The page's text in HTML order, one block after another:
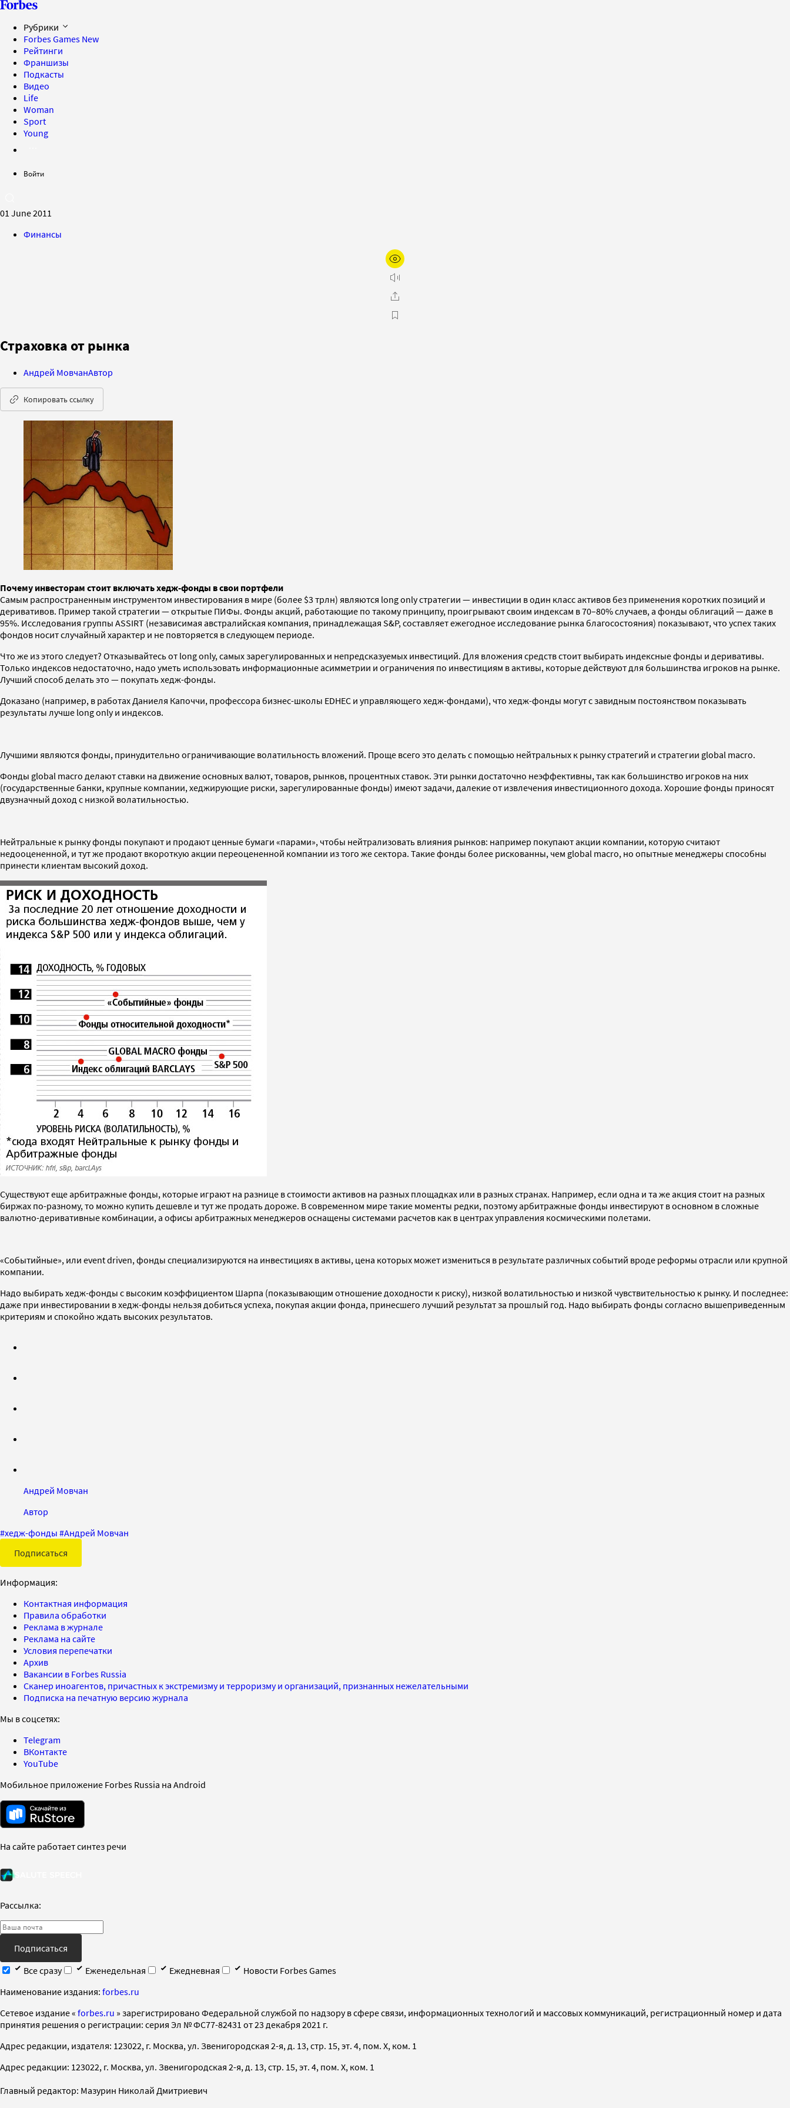
Рубрики
Forbes Games New
Рейтинги
Франшизы
Подкасты
Видео
Life
Woman
Sport
Young
Войти
01 June 2011
Финансы
Страховка от рынка
Андрей МовчанАвтор
Копировать ссылку
Почему инвесторам стоит включать хедж-фонды в свои портфели
Самым распространенным инструментом инвестирования в мире (более $3 трлн) являются long only стратегии — инвестиции в один класс активов без применения коротких позиций и
деривативов. Пример такой стратегии — открытые ПИФы. Фонды акций, работающие по такому принципу, проигрывают своим индексам в 70–80% случаев, а фонды облигаций — даже в
95%. Исследования группы ASSIRT (независимая австралийская компания, принадлежащая S&P, составляет ежегодное исследование рынка благосостояния) показывают, что успех таких
фондов носит случайный характер и не повторяется в следующем периоде.
Что же из этого следует? Отказывайтесь от long only, самых зарегулированных и непредсказуемых инвестиций. Для вложения средств стоит выбирать индексные фонды и деривативы.
Только индексов недостаточно, надо уметь использовать информационные асимметрии и ограничения по инвестициям в активы, которые действуют для большинства игроков на рынке.
Лучший способ делать это — покупать хедж-фонды.
Доказано (например, в работах Даниеля Капоччи, профессора бизнес-школы EDHEC и управляющего хедж-фондами), что хедж-фонды могут с завидным постоянством показывать
результаты лучше long only и индексов.
Лучшими являются фонды, принудительно ограничивающие волатильность вложений. Проще всего это делать с помощью нейтральных к рынку стратегий и стратегии global macro.
Фонды global macro делают ставки на движение основных валют, товаров, рынков, процентных ставок. Эти рынки достаточно неэффективны, так как большинство игроков на них
(государственные банки, крупные компании, хеджирующие риски, зарегулированные фонды) имеют задачи, далекие от извлечения инвестиционного дохода. Хорошие фонды приносят
двузначный доход с низкой волатильностью.
Нейтральные к рынку фонды покупают и продают ценные бумаги «парами», чтобы нейтрализовать влияния рынков: например покупают акции компании, которую считают
недооцененной, и тут же продают вкороткую акции переоцененной компании из того же сектора. Такие фонды более рискованны, чем global macro, но опытные менеджеры способны
принести клиентам высокий доход.
Существуют еще арбитражные фонды, которые играют на разнице в стоимости активов на разных площадках или в разных странах. Например, если одна и та же акция стоит на разных
биржах по-разному, то можно купить дешевле и тут же продать дороже. В современном мире такие моменты редки, поэтому арбитражные фонды инвестируют в основном в сложные
валютно-деривативные комбинации, а офисы арбитражных менеджеров оснащены системами расчетов как в центрах управления космическими полетами.
«Событийные», или event driven, фонды специализируются на инвестициях в активы, цена которых может измениться в результате различных событий вроде реформы отрасли или крупной
компании.
Надо выбирать хедж-фонды с высоким коэффициентом Шарпа (показывающим отношение доходности к риску), низкой волатильностью и низкой чувствительностью к рынку. И последнее:
даже при инвестировании в хедж-фонды нельзя добиться успеха, покупая акции фонда, принесшего лучший результат за прошлый год. Надо выбирать фонды согласно вышеприведенным
критериям и спокойно ждать высоких результатов.
Андрей Мовчан
Автор
#хедж-фонды #Андрей Мовчан
Подписаться
Информация:
Контактная информация
Правила обработки
Реклама в журнале
Реклама на сайте
Условия перепечатки
Архив
Вакансии в Forbes Russia
Сканер иноагентов, причастных к экстремизму и терроризму и организаций, признанных нежелательными
Подписка на печатную версию журнала
Мы в соцсетях:
Telegram
ВКонтакте
YouTube
Мобильное приложение Forbes Russia на Android
На сайте работает синтез речи
Рассылка:
Подписаться
Все сразу
Еженедельная Ежедневная
Новости Forbes Games
Наименование издания: forbes.ru
Cетевое издание « forbes.ru » зарегистрировано Федеральной службой по надзору в сфере связи, информационных технологий и массовых коммуникаций, регистрационный номер и дата
принятия решения о регистрации: серия Эл № ФС77-82431 от 23 декабря 2021 г.
Адрес редакции, издателя: 123022, г. Москва, ул. Звенигородская 2-я, д. 13, стр. 15, эт. 4, пом. X, ком. 1
Адрес редакции: 123022, г. Москва, ул. Звенигородская 2-я, д. 13, стр. 15, эт. 4, пом. X, ком. 1
Главный редактор: Мазурин Николай Дмитриевич